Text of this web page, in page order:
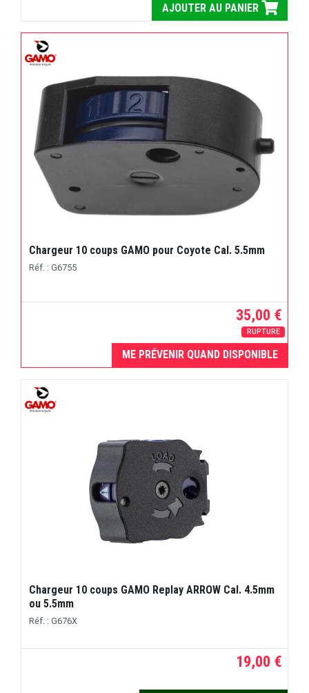
AJOUTER AU PANIER
Chargeur 10 coups GAMO pour Coyote Cal. 5.5mm
Réf. : G6755
35,00 €
RUPTURE
ME PRÉVENIR QUAND DISPONIBLE
Chargeur 10 coups GAMO Replay ARROW Cal. 4.5mm
ou 5.5mm
Réf. : G676X
19,00 €